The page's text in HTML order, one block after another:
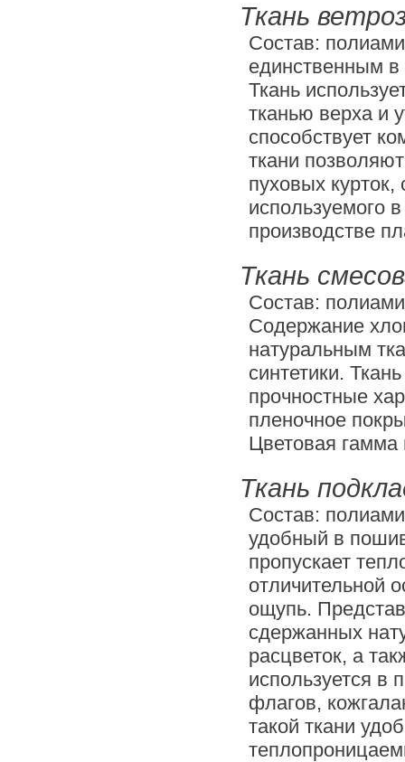
Ткань
Состав:
единственным в
Ткань
тканью верха и
способствует
ткани
пуховых
используемого
производстве
Ткань
Состав:
Содержание
натуральным
синтетики.
прочностные
пленочное
Цветовая гамма
Ткань
Состав:
удобный в
пропускает
отличительной
ощупь.
сдержанных
расцветок, а
используется в
флагов,
такой ткани